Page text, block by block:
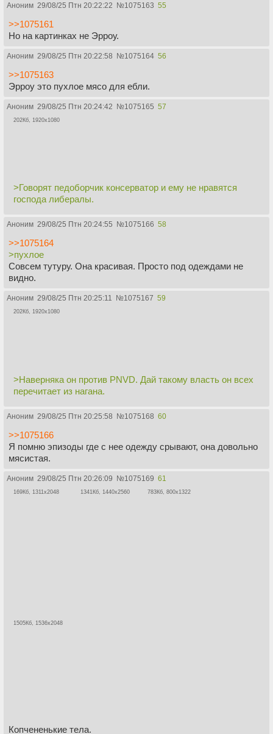
Аноним 29/08/25 Птн 20:22:22 №1075163 55
>>1075161
Но на картинках не Эрроу.
Аноним 29/08/25 Птн 20:22:58 №1075164 56
>>1075163
Эрроу это пухлое мясо для ебли.
Аноним 29/08/25 Птн 20:24:42 №1075165 57
202Кб, 1920x1080
>Говорят педоборчик консерватор и ему не нравятся
господа либералы.
Аноним 29/08/25 Птн 20:24:55 №1075166 58
>>1075164
>пухлое
Совсем тутуру. Она красивая. Просто под одеждами не
видно.
Аноним 29/08/25 Птн 20:25:11 №1075167 59
202Кб, 1920x1080
>Наверняка он против PNVD. Дай такому власть он всех
перечитает из нагана.
Аноним 29/08/25 Птн 20:25:58 №1075168 60
>>1075166
Я помню эпизоды где с нее одежду срывают, она довольно
мясистая.
Аноним 29/08/25 Птн 20:26:09 №1075169 61
169Кб, 1311x2048 1341Кб, 1440x2560 783Кб, 800x1322
1505Кб, 1536x2048
Копчененькие тела.